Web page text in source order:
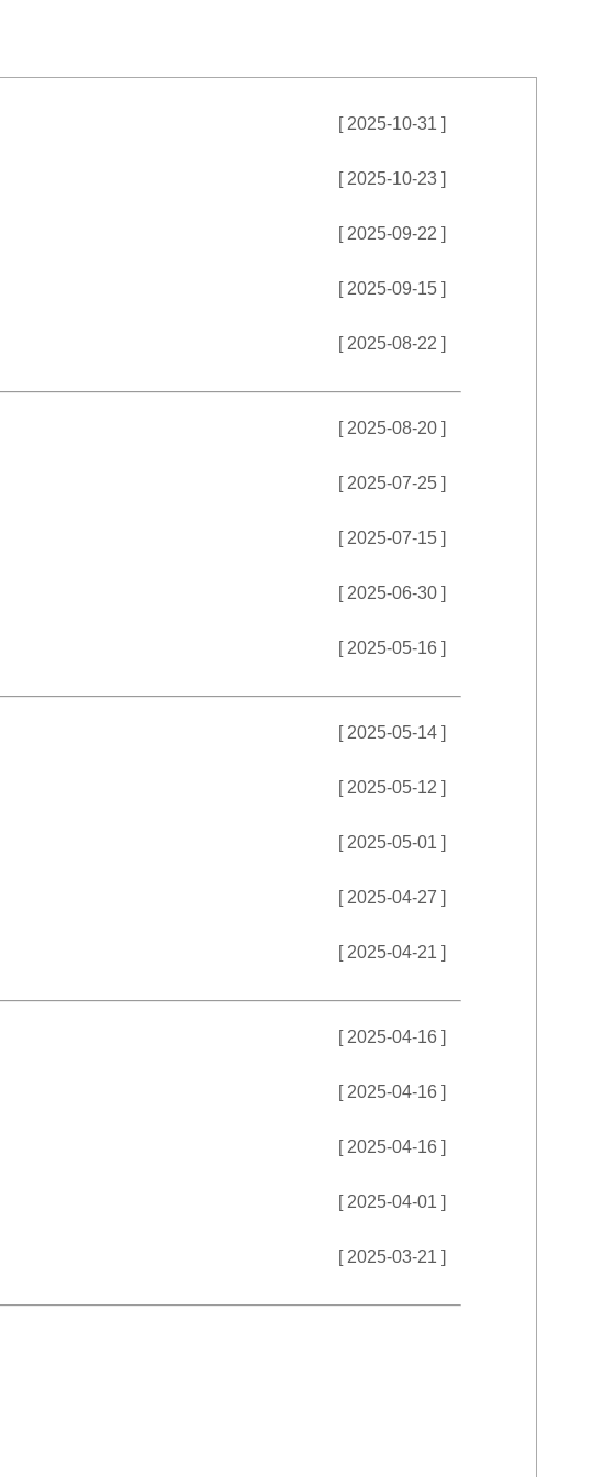
[ 2025-10-31 ]
[ 2025-10-23 ]
[ 2025-09-22 ]
[ 2025-09-15 ]
[ 2025-08-22 ]
[ 2025-08-20 ]
[ 2025-07-25 ]
[ 2025-07-15 ]
[ 2025-06-30 ]
[ 2025-05-16 ]
[ 2025-05-14 ]
[ 2025-05-12 ]
[ 2025-05-01 ]
[ 2025-04-27 ]
[ 2025-04-21 ]
[ 2025-04-16 ]
[ 2025-04-16 ]
[ 2025-04-16 ]
[ 2025-04-01 ]
[ 2025-03-21 ]